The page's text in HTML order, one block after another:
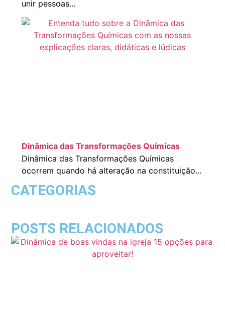
unir pessoas...
Dinâmica das Transformações Químicas
Dinâmica das Transformações Químicas
ocorrem quando há alteração na constituição...
CATEGORIAS
POSTS RELACIONADOS